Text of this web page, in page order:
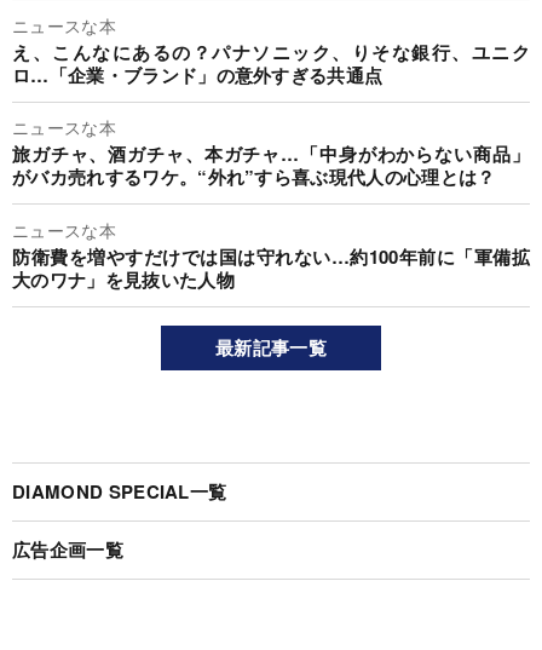
ニュースな本
え、こんなにあるの？パナソニック、りそな銀行、ユニク
ロ…「企業・ブランド」の意外すぎる共通点
ニュースな本
旅ガチャ、酒ガチャ、本ガチャ…「中身がわからない商品」
がバカ売れするワケ。“外れ”すら喜ぶ現代人の心理とは？
ニュースな本
防衛費を増やすだけでは国は守れない…約100年前に「軍備拡
大のワナ」を見抜いた人物
最新記事一覧
DIAMOND SPECIAL一覧
広告企画一覧